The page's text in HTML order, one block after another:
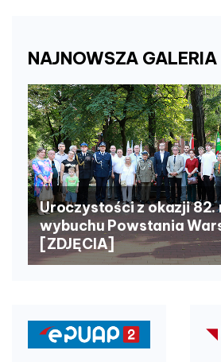
NAJNOWSZA GALERIA
Uroczystości z okazji 82. rocznicy
wybuchu Powstania
[ZDJĘCIA]